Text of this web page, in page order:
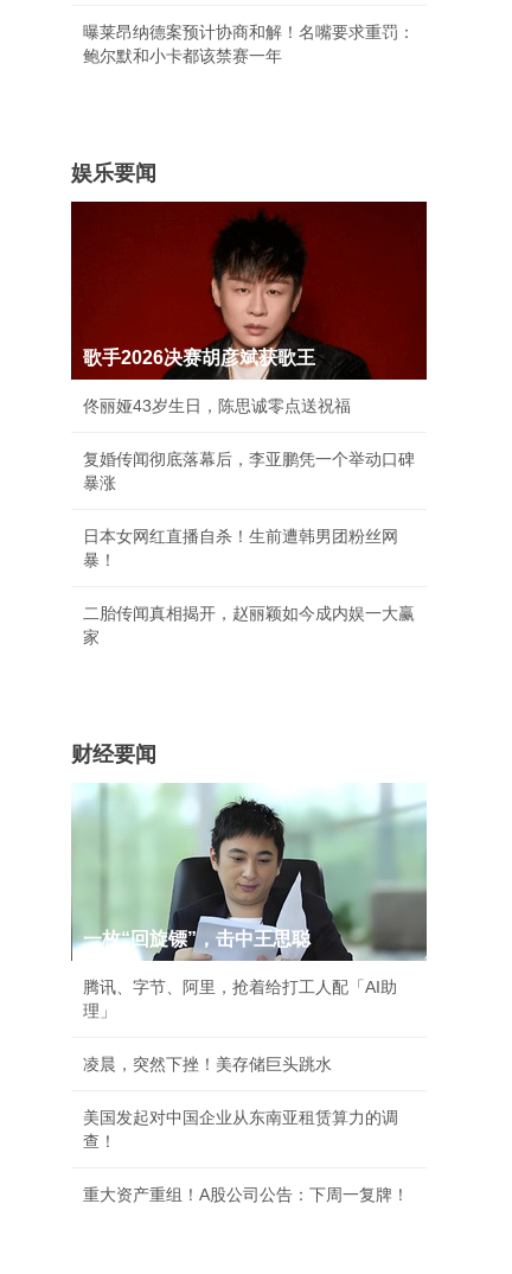
曝莱昂纳德案预计协商和解！名嘴要求重罚：
鲍尔默和小卡都该禁赛一年
娱乐要闻
歌手2026决赛胡彦斌获歌王
佟丽娅43岁生日，陈思诚零点送祝福
复婚传闻彻底落幕后，李亚鹏凭一个举动口碑
暴涨
日本女网红直播自杀！生前遭韩男团粉丝网
暴！
二胎传闻真相揭开，赵丽颖如今成内娱一大赢
家
财经要闻
一枚“回旋镖”，击中王思聪
腾讯、字节、阿里，抢着给打工人配「AI助
理」
凌晨，突然下挫！美存储巨头跳水
美国发起对中国企业从东南亚租赁算力的调
查！
重大资产重组！A股公司公告：下周一复牌！